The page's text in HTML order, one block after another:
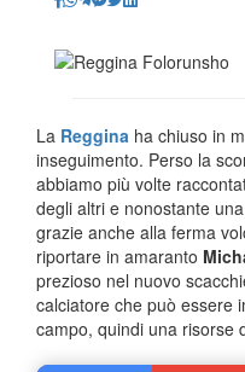
La Reggina ha chiuso in
inseguimento. Perso la
abbiamo più volte
degli altri e nonostante
grazie anche alla ferma
riportare in amaranto
prezioso nel nuovo
calciatore che può essere
campo, quindi una risorse